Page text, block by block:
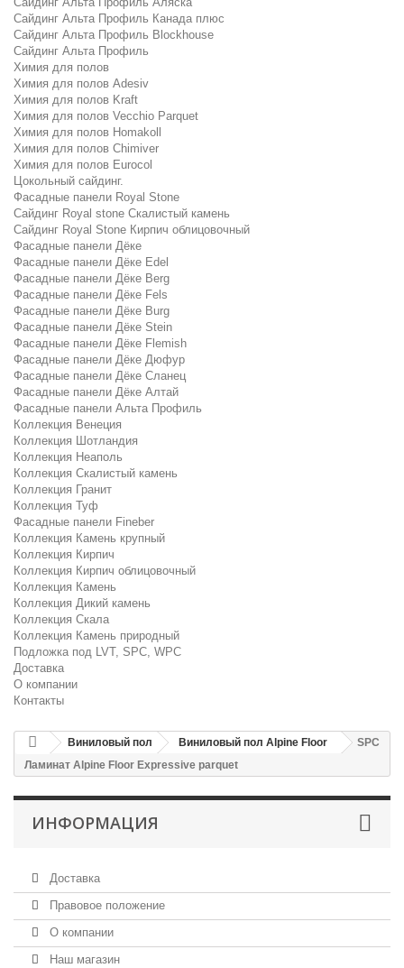
Сайдинг Альта Профиль Канада плюс
Сайдинг Альта Профиль Blockhouse
Сайдинг Альта Профиль
Химия для полов
Химия для полов Adesiv
Химия для полов Kraft
Химия для полов Vecchio Parquet
Химия для полов Homakoll
Химия для полов Chimiver
Химия для полов Eurocol
Цокольный сайдинг.
Фасадные панели Royal Stone
Сайдинг Royal stone Скалистый камень
Сайдинг Royal Stone Кирпич облицовочный
Фасадные панели Дёке
Фасадные панели Дёке Edel
Фасадные панели Дёке Berg
Фасадные панели Дёке Fels
Фасадные панели Дёке Burg
Фасадные панели Дёке Stein
Фасадные панели Дёке Flemish
Фасадные панели Дёке Дюфур
Фасадные панели Дёке Сланец
Фасадные панели Дёке Алтай
Фасадные панели Альта Профиль
Коллекция Венеция
Коллекция Шотландия
Коллекция Неаполь
Коллекция Скалистый камень
Коллекция Гранит
Коллекция Туф
Фасадные панели Fineber
Коллекция Камень крупный
Коллекция Кирпич
Коллекция Кирпич облицовочный
Коллекция Камень
Коллекция Дикий камень
Коллекция Скала
Коллекция Камень природный
Подложка под LVT, SPC, WPC
Доставка
О компании
Контакты
Виниловый пол Виниловый пол Alpine Floor
SPC
Ламинат Alpine Floor Expressive parquet
ИНФОРМАЦИЯ
Доставка
Правовое положение
О компании
Наш магазин